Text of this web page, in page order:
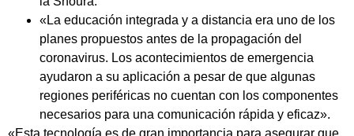
«La educación integrada y a distancia era uno de los
planes propuestos antes de la propagación del
coronavirus. Los acontecimientos de emergencia
ayudaron a su aplicación a pesar de que algunas
regiones periféricas no cuentan con los componentes
necesarios para una comunicación rápida y eficaz».
«Esta tecnología es de gran importancia para asegurar que